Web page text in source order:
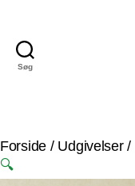
Søg
Forside / Udgivelser/
🔍